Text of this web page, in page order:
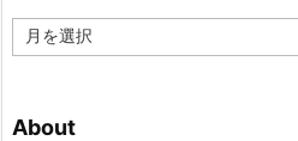
ー
ブ
About